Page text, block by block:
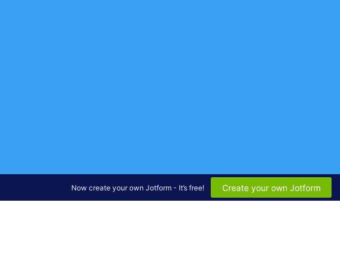
Now create your own Jotform - It’s free! Create your own Jotform